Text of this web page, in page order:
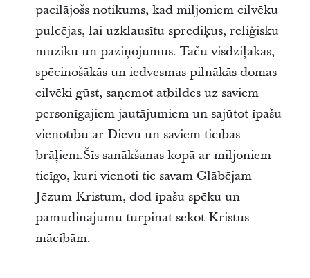
pacilājošs notikums, kad miljoniem cilvēku
pulcējas, lai uzklausītu sprediķus, reliģisku
mūziku un paziņojumus. Taču visdziļākās,
spēcinošākās un iedvesmas pilnākās domas
cilvēki gūst, saņemot atbildes uz saviem
personīgajiem jautājumiem un sajūtot īpašu
vienotību ar Dievu un saviem ticības
brāļiem.Šīs sanākšanas kopā ar miljoniem
ticīgo, kuri vienoti tic savam Glābējam
Jēzum Kristum, dod īpašu spēku un
pamudinājumu turpināt sekot Kristus
mācībām.